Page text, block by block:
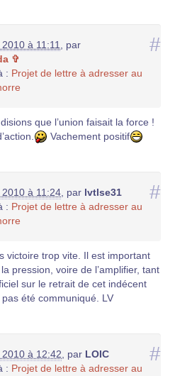
#
à 11:11
par
✞
: Projet de lettre à adresser au
que l’union faisait la force !
Vachement positif
#
à 11:24, par lvtlse31
: Projet de lettre à adresser au
victoire trop vite. Il est important
pression, voire de l’amplifier, tant
sur le retrait de cet indécent
pas été communiqué. LV
#
à 12:42, par LOIC
: Projet de lettre à adresser au